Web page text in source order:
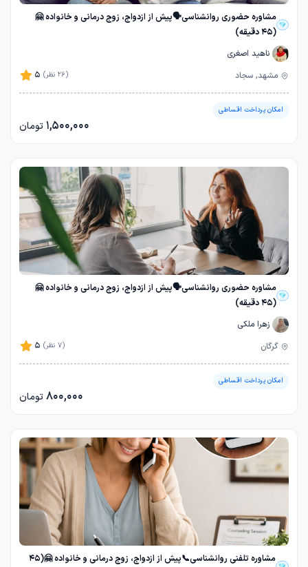
مشاوره حضوری روانشناسی🗣️پیش از ازدواج، زوج درمانی و خانواده 🤗
(45 دقیقه)
ناهید اصغری
5
(26 نظر) مشهد, سجاد
امکان پرداخت اقساطی
1,500,000تومان
مشاوره حضوری روانشناسی🗣️پیش از ازدواج، زوج درمانی و خانواده 🤗
(45 دقیقه)
زهرا ملکی
5
(7 نظر) گرگان
امکان پرداخت اقساطی
800,000تومان
مشاوره تلفنی روانشناسی📞پیش از ازدواج، زوج درمانی و خانواده 🤗(45